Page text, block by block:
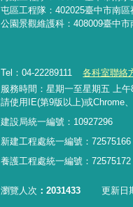
屯區工程隊：402025臺中市南區
公園景觀維護科：408009臺中
Tel：04-22289111 各科室聯絡
服務時間：星期一至星期五 上
請使用IE(第9版以上)或Chrome
建設局統一編號：10927296
新建工程處統一編號 ： 72575166
養護工程處統一編號 ： 72575172
瀏覽人次 2031433 更新日